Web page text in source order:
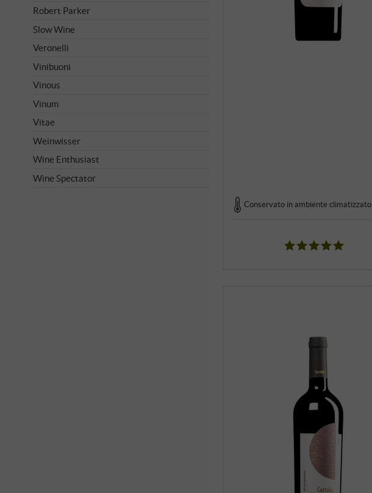
Conservato in ambiente climatizzato
Robert Parker
Slow Wine
Veronelli
Vinibuoni
Vinous
Vinum
Vitae
Weinwisser
Wine Enthusiast
Wine Spectator